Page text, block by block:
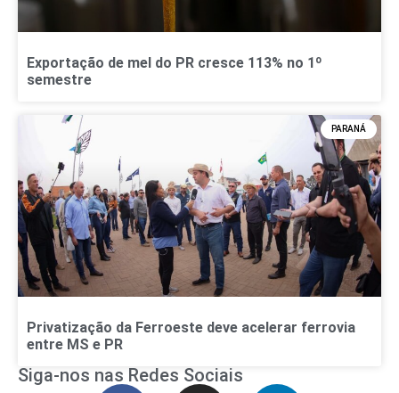
Exportação de mel do PR cresce 113% no 1º
semestre
PARANÁ
Privatização da Ferroeste deve acelerar ferrovia
entre MS e PR
Siga-nos nas Redes Sociais